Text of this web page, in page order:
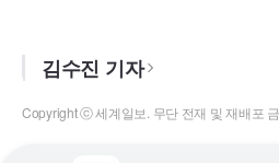
김수진 기자
Copyright ⓒ 세계일보. 무단 전재 및 재배포